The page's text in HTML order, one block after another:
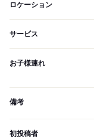
ロケーション
サービス
お子様連れ
備考
初投稿者